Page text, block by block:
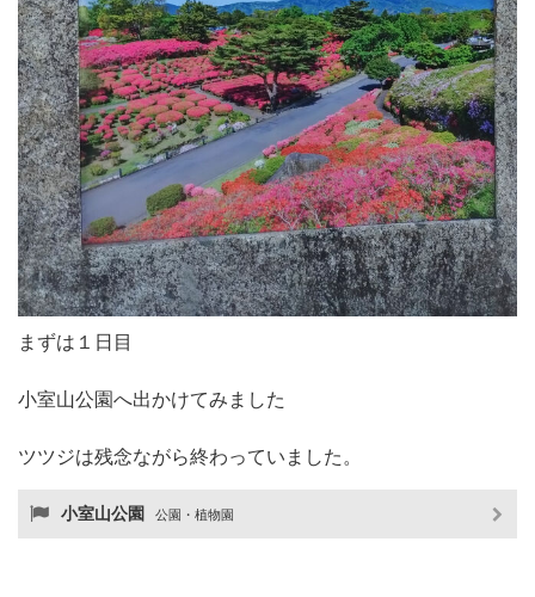
まずは１日目
小室山公園へ出かけてみました
ツツジは残念ながら終わっていました。
小室山公園 公園・植物園